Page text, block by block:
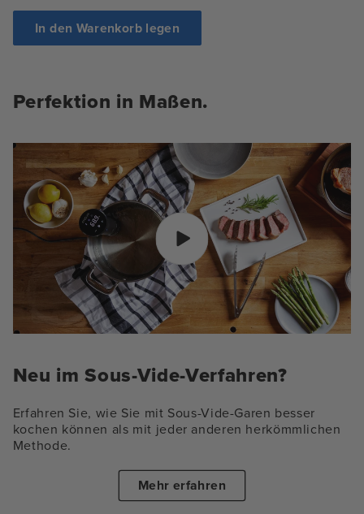
In den Warenkorb legen
Perfektion in Maßen.
Neu im Sous-Vide-Verfahren?
Erfahren Sie, wie Sie mit Sous-Vide-Garen besser
kochen können als mit jeder anderen herkömmlichen
Methode.
Mehr erfahren